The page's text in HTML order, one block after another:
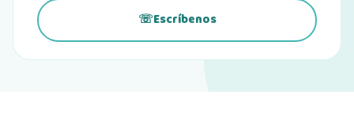
☏Escríbenos
(se abre en una pestaña nueva)